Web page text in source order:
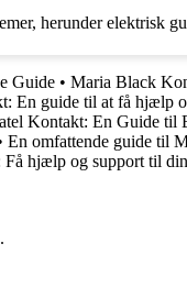
herunder elektrisk
Guide • Maria Black
En guide til at få hjælp
Kontakt: En Guide til
En omfattende guide til
hjælp og support til